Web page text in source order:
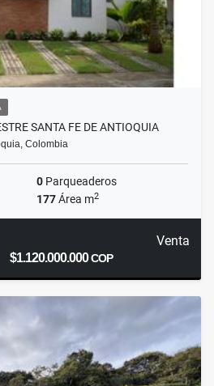
SANTA FE DE ANTIOQUIA
Colombia
0 Parqueaderos
177Área m2
Venta
$1.120.000.000COP